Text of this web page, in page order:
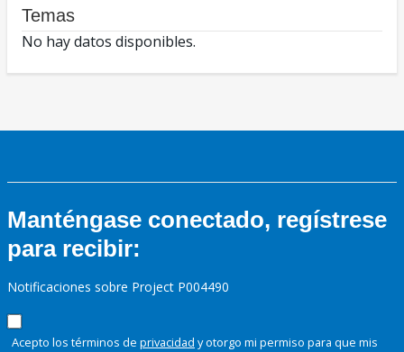
Temas
No hay datos disponibles.
Manténgase conectado, regístrese
para recibir:
Notificaciones sobre Project P004490
Acepto los términos de privacidad y otorgo mi permiso para que mis